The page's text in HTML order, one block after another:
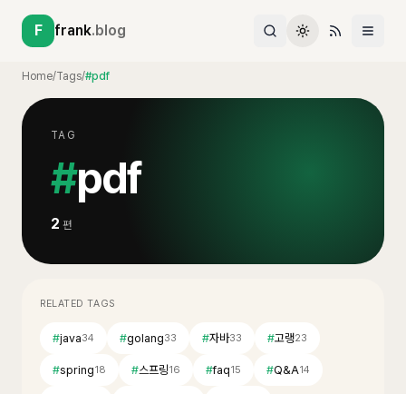
F frank.blog
Home/Tags/#pdf
TAG
#pdf
2 편
RELATED TAGS
#java34 #golang33 #자바33 #고랭23
#spring18 #스프링16 #faq15 #Q&A14